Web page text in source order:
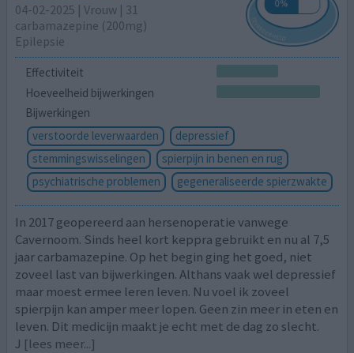
04-02-2025 | Vrouw | 31
carbamazepine (200mg)
Epilepsie
Effectiviteit
Hoeveelheid bijwerkingen
Bijwerkingen
verstoorde leverwaarden
depressief
stemmingswisselingen
spierpijn in benen en rug
psychiatrische problemen
gegeneraliseerde spierzwakte
In 2017 geopereerd aan hersenoperatie vanwege
Cavernoom. Sinds heel kort keppra gebruikt en nu al 7,5
jaar carbamazepine. Op het begin ging het goed, niet
zoveel last van bijwerkingen. Althans vaak wel depressief
maar moest ermee leren leven. Nu voel ik zoveel
spierpijn kan amper meer lopen. Geen zin meer in eten en
leven. Dit medicijn maakt je echt met de dag zo slecht.
J [lees meer...]